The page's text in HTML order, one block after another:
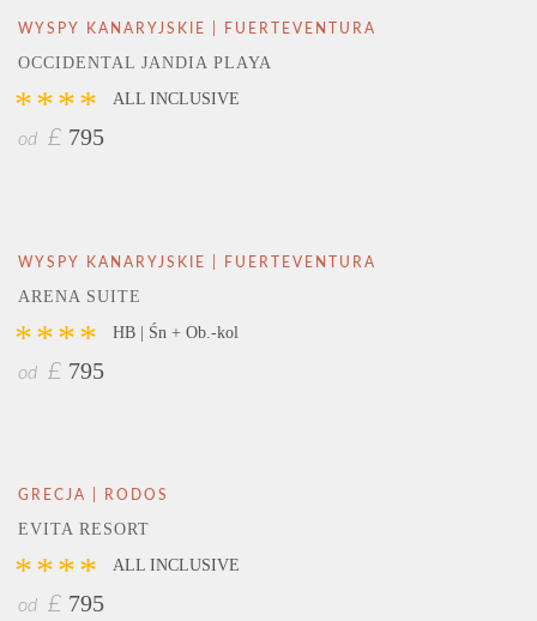
WYSPY KANARYJSKIE | FUERTEVENTURA
OCCIDENTAL JANDIA PLAYA
**** ALL INCLUSIVE
od £ 795
WYSPY KANARYJSKIE | FUERTEVENTURA
ARENA SUITE
**** HB | Śn + Ob.-kol
od £ 795
GRECJA | RODOS
EVITA RESORT
**** ALL INCLUSIVE
od £ 795